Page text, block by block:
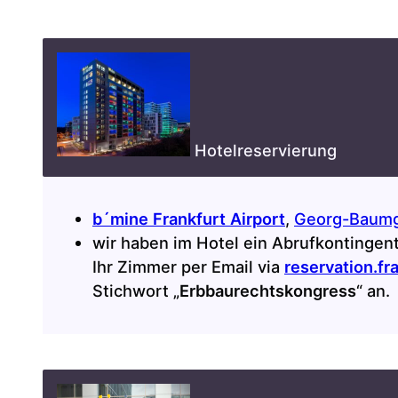
Hotelreservierung
b´mine Frankfurt Airport, Georg-
wir haben im Hotel ein
Ihr Zimmer per Email via
Stichwort „Erbbaurechtskongress“ an.